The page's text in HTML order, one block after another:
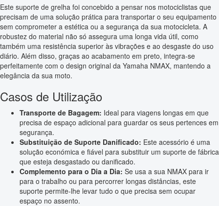
Este suporte de grelha foi concebido a pensar nos motociclistas que
precisam de uma solução prática para transportar o seu equipamento
sem comprometer a estética ou a segurança da sua motocicleta. A
robustez do material não só assegura uma longa vida útil, como
também uma resistência superior às vibrações e ao desgaste do uso
diário. Além disso, graças ao acabamento em preto, integra-se
perfeitamente com o design original da Yamaha NMAX, mantendo a
elegância da sua moto.
Casos de Utilização
Transporte de Bagagem: Ideal para viagens longas em que
precisa de espaço adicional para guardar os seus pertences em
segurança.
Substituição de Suporte Danificado: Este acessório é uma
solução económica e fiável para substituir um suporte de fábrica
que esteja desgastado ou danificado.
Complemento para o Dia a Dia: Se usa a sua NMAX para ir
para o trabalho ou para percorrer longas distâncias, este
suporte permite-lhe levar tudo o que precisa sem ocupar
espaço no assento.